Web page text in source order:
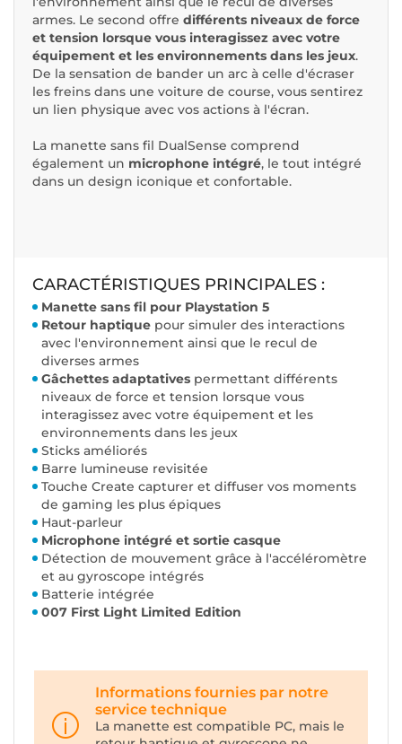
armes. Le second offre différents niveaux de force
et tension lorsque vous interagissez avec votre
équipement et les environnements dans les jeux.
De la sensation de bander un arc à celle d'écraser
les freins dans une voiture de course, vous sentirez
un lien physique avec vos actions à l'écran.
La manette sans fil DualSense comprend
également un microphone intégré, le tout intégré
dans un design iconique et confortable.
CARACTÉRISTIQUES PRINCIPALES :
Manette sans fil pour Playstation 5
Retour haptique pour simuler des interactions
avec l'environnement ainsi que le recul de
diverses armes
Gâchettes adaptatives permettant différents
niveaux de force et tension lorsque vous
interagissez avec votre équipement et les
environnements dans les jeux
Sticks améliorés
Barre lumineuse revisitée
Touche Create capturer et diffuser vos moments
de gaming les plus épiques
Haut-parleur
Microphone intégré et sortie casque
Détection de mouvement grâce à l'accéléromètre
et au gyroscope intégrés
Batterie intégrée
007 First Light Limited Edition
Informations fournies par notre
service technique
La manette est compatible PC, mais le